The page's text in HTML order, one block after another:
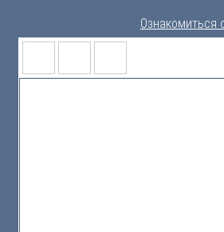
Ознакомиться